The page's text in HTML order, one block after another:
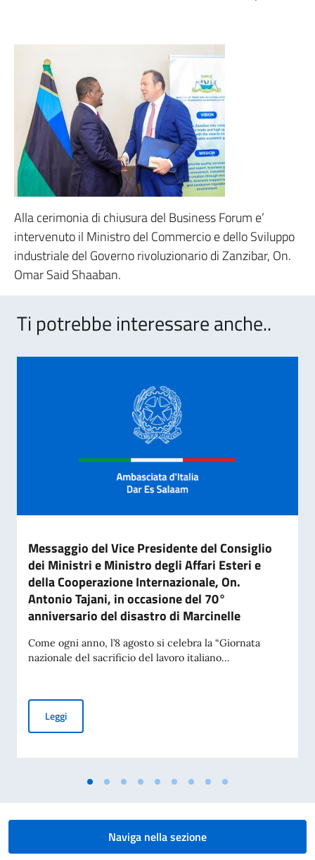
Alla cerimonia di chiusura del Business Forum e’
intervenuto il Ministro del Commercio e dello Sviluppo
industriale del Governo rivoluzionario di Zanzibar, On.
Omar Said Shaaban.
Ti potrebbe interessare anche..
Messaggio del Vice Presidente del Consiglio
dei Ministri e Ministro degli Affari Esteri e
della Cooperazione Internazionale, On.
Antonio Tajani, in occasione del 70°
anniversario del disastro di Marcinelle
Come ogni anno, l’8 agosto si celebra la “Giornata
nazionale del sacrificio del lavoro italiano...
LeggiMessaggio del Vice Presidente del Consiglio dei Ministri e
Naviga nella sezione